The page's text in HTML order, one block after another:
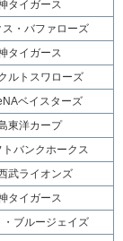
タイガース
ス・バファローズ
タイガース
ルトスワローズ
ベイスターズ
東洋カープ
バンクホークス
武ライオンズ
タイガース
・ブルージェイズ